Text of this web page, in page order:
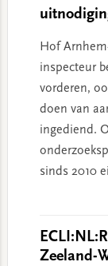
Hof
inspecteur
vorderen,
doen van
ingediend.
sinds 2010
Zeeland-